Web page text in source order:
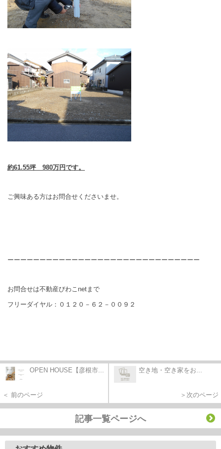
約61.55坪 980万円です。
ご興味ある方はお問合せくださいませ。
ーーーーーーーーーーーーーーーーーーーーーーーーーーーーーー
お問合せは不動産びわこnetまで
フリーダイヤル：０１２０－６２－００９２
OPEN HOUSE【彦根市...
＜ 前のページ
空き地・空き家をお...
＞次のページ
記事一覧ページへ